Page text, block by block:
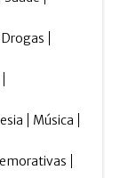
Drogas
Música